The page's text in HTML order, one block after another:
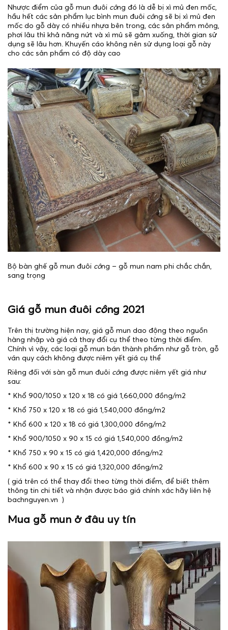
Nhược điểm của gỗ mun đuôi công đó là dễ bị xì mủ đen mốc,
hầu hết các sản phẩm lục bình mun đuôi công sẽ bị xì mủ đen
mốc do gỗ dày có nhiều nhựa bên trong, các sản phẩm mỏng,
phơi lâu thì khả năng nứt và xì mủ sẽ gảm xuống, thời gian sử
dụng sẽ lâu hơn. Khuyến cáo không nên sử dụng loại gỗ này
cho các sản phẩm có độ dày cao
Bộ bàn ghế gỗ mun đuôi công – gỗ mun nam phi chắc chắn,
sang trọng
Giá gỗ mun đuôi công 2021
Trên thị trường hiện nay, giá gỗ mun dao động theo nguồn
hàng nhập và giá cả thay đổi cụ thể theo từng thời điểm.
Chính vì vậy, các loại gỗ mun bán thành phẩm như gỗ tròn, gỗ
ván quy cách không được niêm yết giá cụ thể
Riêng đối với sàn gỗ mun đuôi công được niêm yết giá như
sau:
* Khổ 900/1050 x 120 x 18 có giá 1,660,000 đồng/m2
* Khổ 750 x 120 x 18 có giá 1,540,000 đồng/m2
* Khổ 600 x 120 x 18 có giá 1,300,000 đồng/m2
* Khổ 900/1050 x 90 x 15 có giá 1,540,000 đồng/m2
* Khổ 750 x 90 x 15 có giá 1,420,000 đồng/m2
* Khổ 600 x 90 x 15 có giá 1,320,000 đồng/m2
( giá trên có thể thay đổi theo từng thời điểm, để biết thêm
thông tin chi tiết và nhận được báo giá chính xác hãy liên hệ
bachnguyen.vn )
Mua gỗ mun ở đâu uy tín